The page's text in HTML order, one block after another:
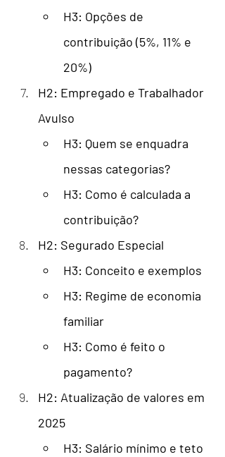
H3: Opções de
contribuição (5%, 11% e
20%)
H2: Empregado e Trabalhador
Avulso
H3: Quem se enquadra
nessas categorias?
H3: Como é calculada a
contribuição?
H2: Segurado Especial
H3: Conceito e exemplos
H3: Regime de economia
familiar
H3: Como é feito o
pagamento?
H2: Atualização de valores em
2025
H3: Salário mínimo e teto